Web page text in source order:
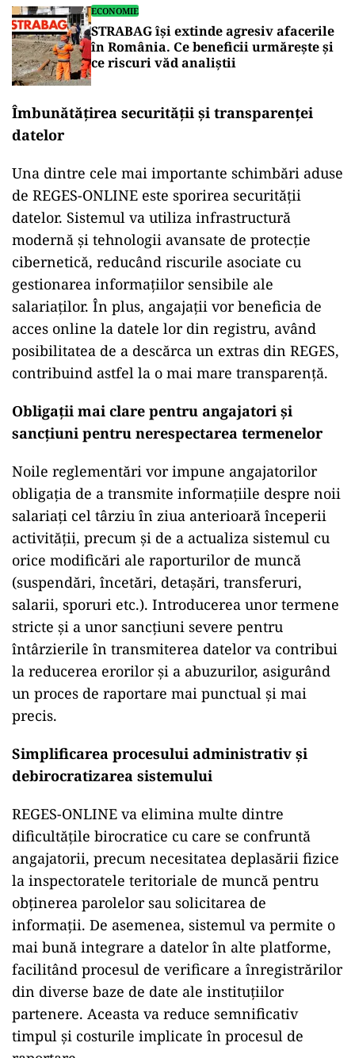
ECONOMIE
STRABAG își extinde agresiv afacerile
în România. Ce beneficii urmărește și
ce riscuri văd analiștii
Îmbunătățirea securității și transparenței
datelor
Una dintre cele mai importante schimbări aduse
de REGES-ONLINE este sporirea securității
datelor. Sistemul va utiliza infrastructură
modernă și tehnologii avansate de protecție
cibernetică, reducând riscurile asociate cu
gestionarea informațiilor sensibile ale
salariaților. În plus, angajații vor beneficia de
acces online la datele lor din registru, având
posibilitatea de a descărca un extras din REGES,
contribuind astfel la o mai mare transparență.
Obligații mai clare pentru angajatori și
sancțiuni pentru nerespectarea termenelor
Noile reglementări vor impune angajatorilor
obligația de a transmite informațiile despre noii
salariați cel târziu în ziua anterioară începerii
activității, precum și de a actualiza sistemul cu
orice modificări ale raporturilor de muncă
(suspendări, încetări, detașări, transferuri,
salarii, sporuri etc.). Introducerea unor termene
stricte și a unor sancțiuni severe pentru
întârzierile în transmiterea datelor va contribui
la reducerea erorilor și a abuzurilor, asigurând
un proces de raportare mai punctual și mai
precis.
Simplificarea procesului administrativ și
debirocratizarea sistemului
REGES-ONLINE va elimina multe dintre
dificultățile birocratice cu care se confruntă
angajatorii, precum necesitatea deplasării fizice
la inspectoratele teritoriale de muncă pentru
obținerea parolelor sau solicitarea de
informații. De asemenea, sistemul va permite o
mai bună integrare a datelor în alte platforme,
facilitând procesul de verificare a înregistrărilor
din diverse baze de date ale instituțiilor
partenere. Aceasta va reduce semnificativ
timpul și costurile implicate în procesul de